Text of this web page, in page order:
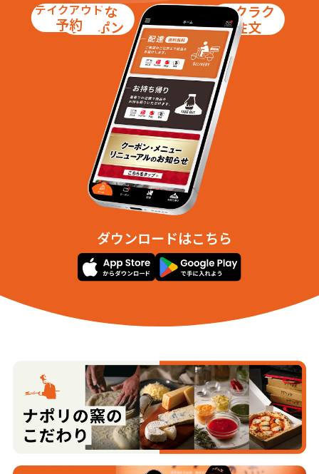
お得な
クーポン
テイクアウト
予約
ラクラク
注文
ダウンロードはこちら